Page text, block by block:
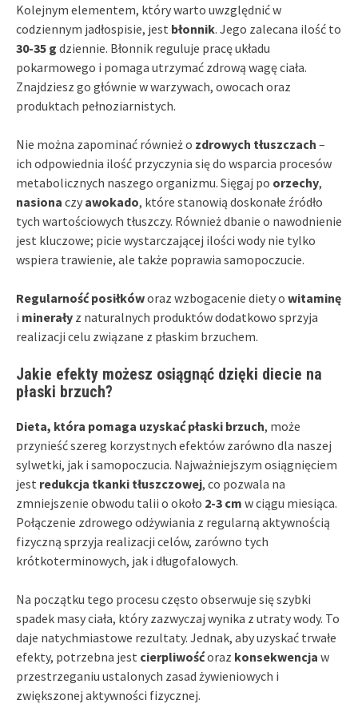
Kolejnym elementem, który warto uwzględnić w
codziennym jadłospisie, jest błonnik. Jego zalecana ilość to
30-35 g dziennie. Błonnik reguluje pracę układu
pokarmowego i pomaga utrzymać zdrową wagę ciała.
Znajdziesz go głównie w warzywach, owocach oraz
produktach pełnoziarnistych.
Nie można zapominać również o zdrowych tłuszczach –
ich odpowiednia ilość przyczynia się do wsparcia procesów
metabolicznych naszego organizmu. Sięgaj po orzechy,
nasiona czy awokado, które stanowią doskonałe źródło
tych wartościowych tłuszczy. Również dbanie o nawodnienie
jest kluczowe; picie wystarczającej ilości wody nie tylko
wspiera trawienie, ale także poprawia samopoczucie.
Regularność posiłkóworaz wzbogacenie diety o witaminę
i minerały z naturalnych produktów dodatkowo sprzyja
realizacji celu związane z płaskim brzuchem.
Jakie efekty możesz osiągnąć dzięki diecie na
płaski brzuch?
Dieta, która pomaga uzyskać płaski brzuch, może
przynieść szereg korzystnych efektów zarówno dla naszej
sylwetki, jak i samopoczucia. Najważniejszym osiągnięciem
jest redukcja tkanki tłuszczowej, co pozwala na
zmniejszenie obwodu talii o około 2-3 cm w ciągu miesiąca.
Połączenie zdrowego odżywiania z regularną aktywnością
fizyczną sprzyja realizacji celów, zarówno tych
krótkoterminowych, jak i długofalowych.
Na początku tego procesu często obserwuje się szybki
spadek masy ciała, który zazwyczaj wynika z utraty wody. To
daje natychmiastowe rezultaty. Jednak, aby uzyskać trwałe
efekty, potrzebna jest cierpliwośćoraz konsekwencja w
przestrzeganiu ustalonych zasad żywieniowych i
zwiększonej aktywności fizycznej.